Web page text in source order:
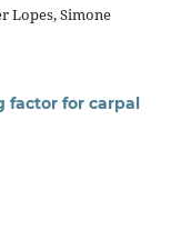
Lopes, Simone
factor for carpal